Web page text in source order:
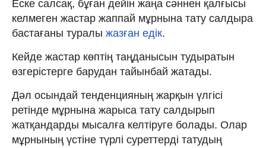
Еске салсақ, бұған дейін жаңа сәннен қалғысы
келмеген жастар жаппай мұрнына тату салдыра
бастағаны туралы жазған едік.
Кейде жастар көптің таңданысын тудыратын
өзгерістерге барудан тайынбай жатады.
Дәл осындай тенденцияның жарқын үлгісі
ретінде мұрнына жарыса тату салдырып
жатқандарды мысалға келтіруге болады. Олар
мұрнының үстіне түрлі суреттерді татудың